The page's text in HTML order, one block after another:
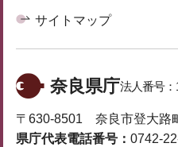
サイトマップ
奈良県庁法人番号：
〒630-8501 奈良市登大路
県庁代表電話番号： 0742-